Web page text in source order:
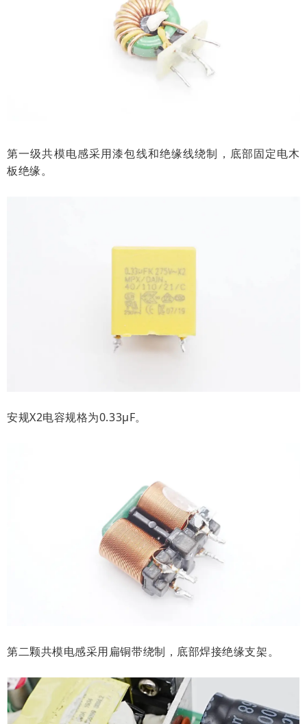
第一级共模电感采用漆包线和绝缘线绕制，底部固定电木
板绝缘。
安规X2电容规格为0.33μF。
第二颗共模电感采用扁铜带绕制，底部焊接绝缘支架。